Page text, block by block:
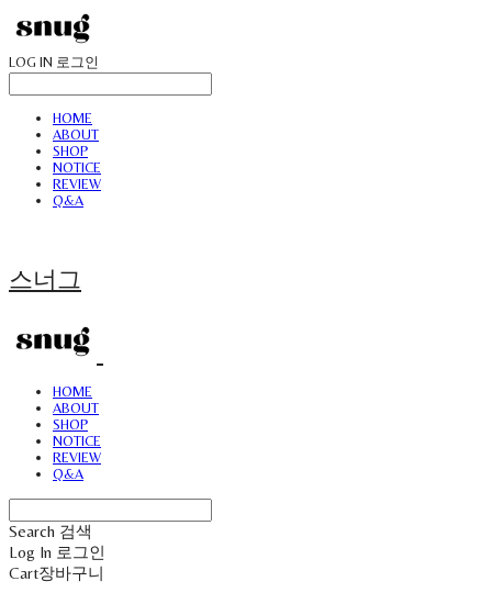
LOG IN 로그인
HOME
ABOUT
SHOP
NOTICE
REVIEW
Q&A
스너그
HOME
ABOUT
SHOP
NOTICE
REVIEW
Q&A
Search 검색
Log In 로그인
Cart장바구니